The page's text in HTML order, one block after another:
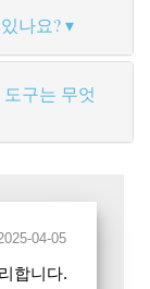
나요?
구는 무엇
04-05
합니다.